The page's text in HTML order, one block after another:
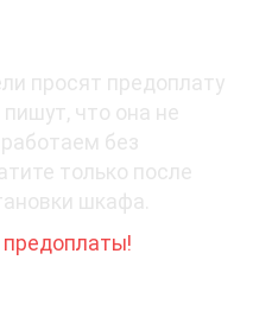
просят предоплату
что она не
без
только после
шкафа.
предоплаты!